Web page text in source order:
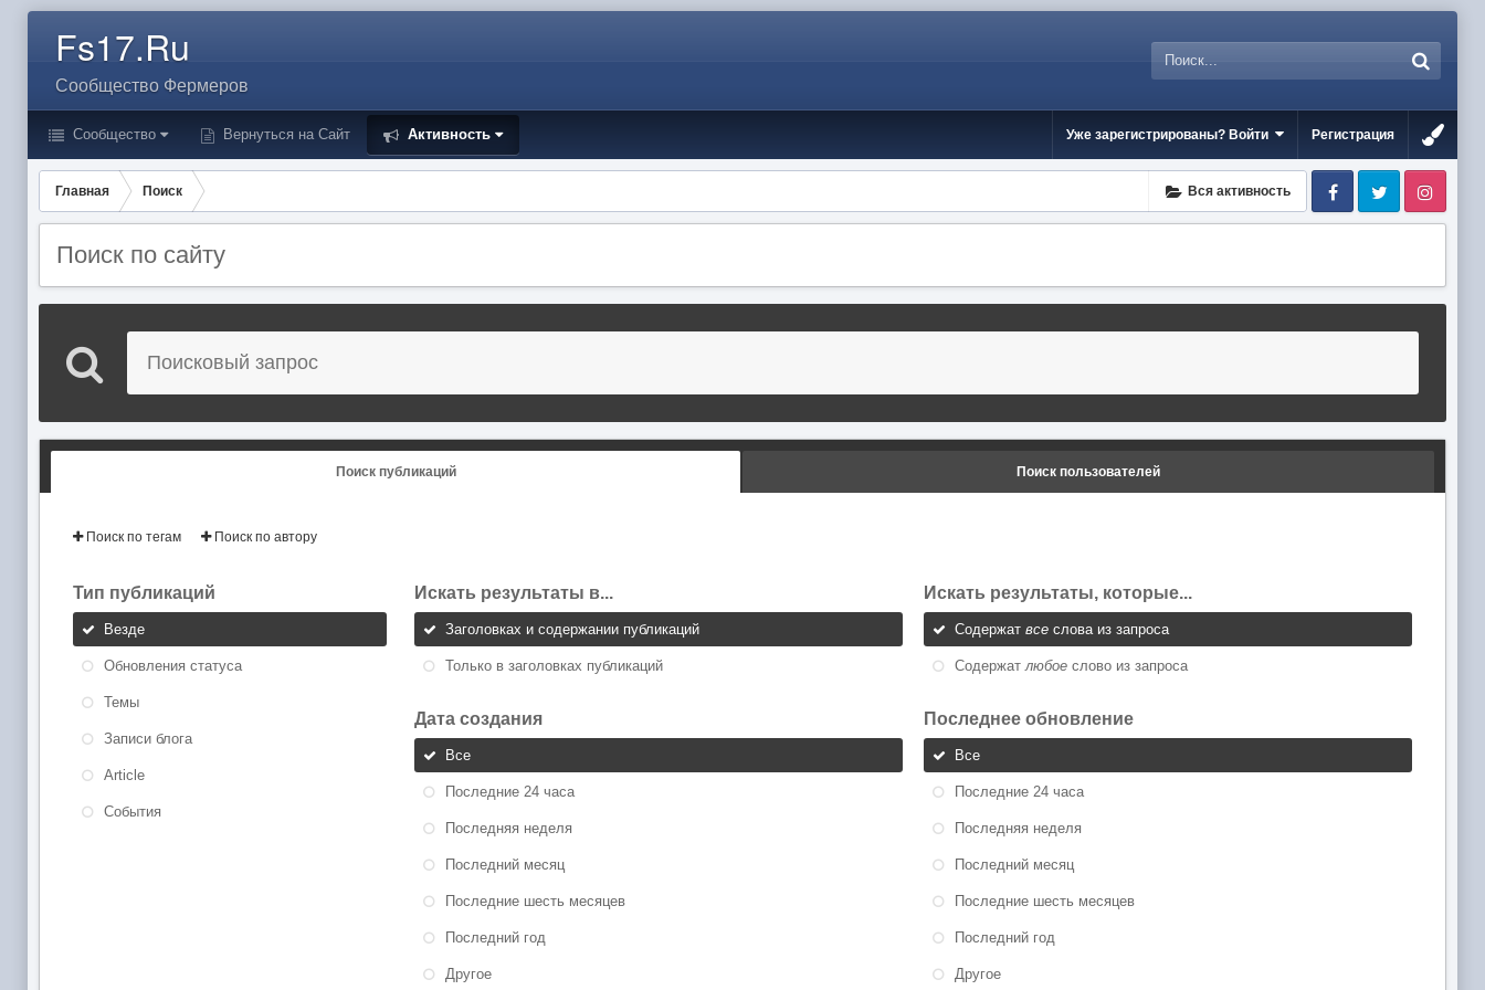
Fs17.Ru
Сообщество Фермеров
Сообщество Вернуться на Сайт Активность Уже зарегистрированы? Войти Регистрация
Вся активность
Главная Поиск FacebookTwitter
Поиск по сайту
Поиск публикаций Поиск пользователей
Поиск по тегам Поиск по автору
Тип публикаций
Везде
Обновления статуса
Темы
Записи блога
Article
События
Искать результаты в...
Заголовках и содержании публикаций
Только в заголовках публикаций
Искать результаты, которые...
Содержатвсе слова из запроса
Содержатлюбое слово из запроса
Дата создания
Все
Последние 24 часа
Последняя неделя
Последний месяц
Последние шесть месяцев
Последний год
Другое
Последнее обновление
Все
Последние 24 часа
Последняя неделя
Последний месяц
Последние шесть месяцев
Последний год
Другое